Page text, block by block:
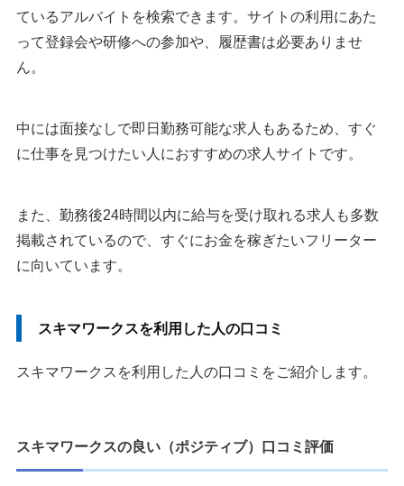
ているアルバイトを検索できます。サイトの利用にあた
って登録会や研修への参加や、履歴書は必要ありませ
ん。
中には面接なしで即日勤務可能な求人もあるため、すぐ
に仕事を見つけたい人におすすめの求人サイトです。
また、勤務後24時間以内に給与を受け取れる求人も多数
掲載されているので、すぐにお金を稼ぎたいフリーター
に向いています。
スキマワークスを利用した人の口コミ
スキマワークスを利用した人の口コミをご紹介します。
スキマワークスの良い（ポジティブ）口コミ評価